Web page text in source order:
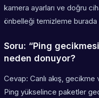
kamera ayarları ve doğru
önbelleği temizleme burada
Soru: “Ping
neden donuyor?
Cevap: Canlı akış, gecikme
Ping yükselince paketler